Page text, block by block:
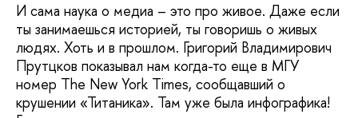
И сама наука о медиа – это про живое. Даже если
ты занимаешься историей, ты говоришь о живых
людях. Хоть и в прошлом. Григорий Владимирович
Прутцков показывал нам когда-то еще в МГУ
номер The New York Times, сообщавший о
крушении «Титаника». Там уже была инфографика!